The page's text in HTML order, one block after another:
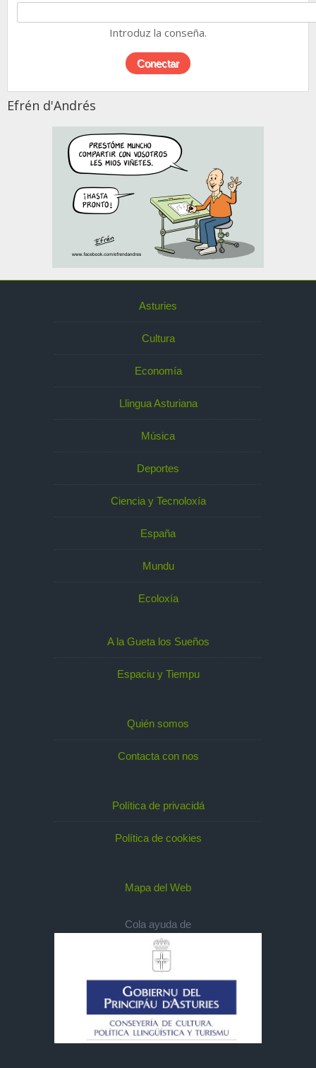
Introduz la conseña.
Efrén d'Andrés
Asturies
Cultura
Economía
Llingua Asturiana
Música
Deportes
Ciencia y Tecnoloxía
España
Mundu
Ecoloxía
A la Gueta los Sueños
Espaciu y Tiempu
Quién somos
Contacta con nos
Política de privacidá
Política de cookies
Mapa del Web
Cola ayuda de